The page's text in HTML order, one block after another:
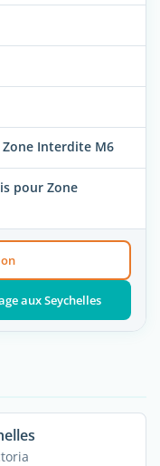
Zone Interdite M6
pour Zone
aux Seychelles